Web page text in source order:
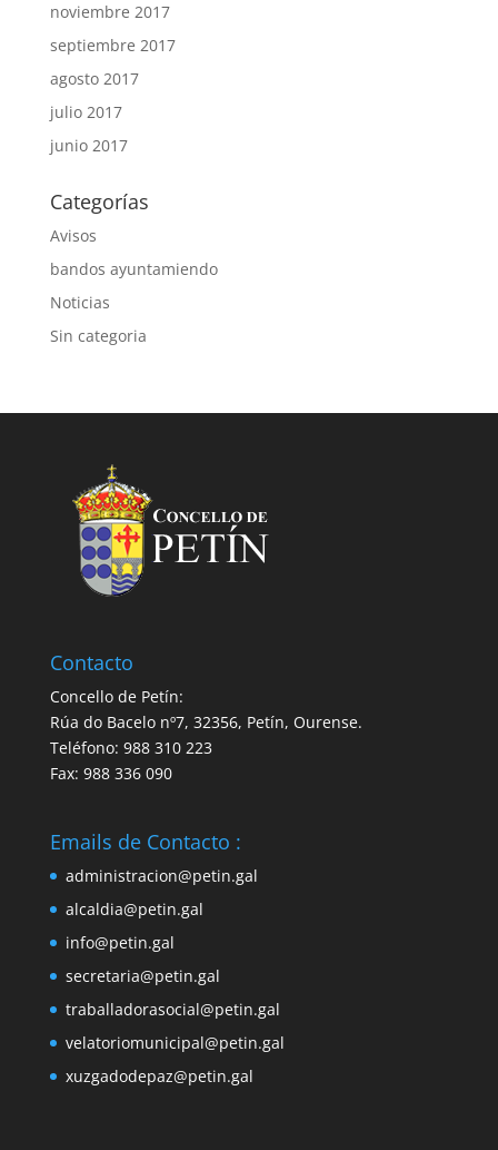
noviembre 2017
septiembre 2017
agosto 2017
julio 2017
junio 2017
Categorías
Avisos
bandos ayuntamiendo
Noticias
Sin categoria
Contacto
Concello de Petín:
Rúa do Bacelo nº7, 32356, Petín, Ourense.
Teléfono: 988 310 223
Fax: 988 336 090
Emails de Contacto :
administracion@petin.gal
alcaldia@petin.gal
info@petin.gal
secretaria@petin.gal
traballadorasocial@petin.gal
velatoriomunicipal@petin.gal
xuzgadodepaz@petin.gal